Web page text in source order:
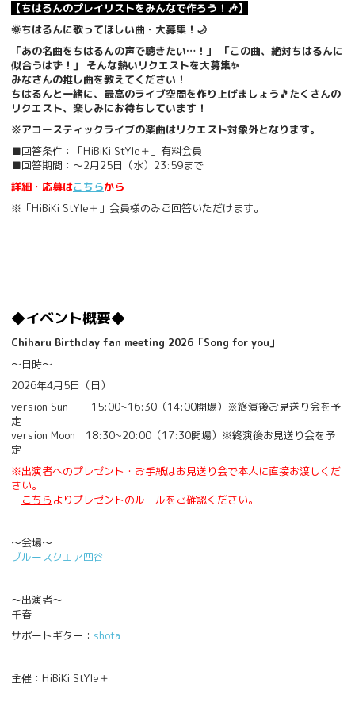
【ちはるんのプレイリストをみんなで作ろう！🎶】
🌞ちはるんに歌ってほしい曲・大募集！🌙
「あの名曲をちはるんの声で聴きたい…！」 「この曲、絶対ちはるんに
似合うはず！」 そんな熱いリクエストを大募集✨
みなさんの推し曲を教えてください！
ちはるんと一緒に、最高のライブ空間を作り上げましょう🎵たくさんの
リクエスト、楽しみにお待ちしています！
※アコースティックライブの楽曲はリクエスト対象外となります。
■回答条件：「HiBiKi StYle＋」有料会員
■回答期間：～2月25日（水）23:59まで
詳細・応募はこちらから
※「HiBiKi StYle＋」会員様のみご回答いただけます。
◆イベント概要◆
Chiharu Birthday fan meeting 2026「Song for you」
～日時～
2026年4月5日（日）
version Sun 15:00~16:30（14:00開場）※終演後お見送り会を予
定
version Moon 18:30~20:00（17:30開場）※終演後お見送り会を予
定
※出演者へのプレゼント・お手紙はお見送り会で本人に直接お渡しくだ
さい。
こちら よりプレゼントのルールをご確認ください。
～会場～
ブルースクエア四谷
～出演者～
千春
サポートギター： shota
主催：HiBiKi StYle＋